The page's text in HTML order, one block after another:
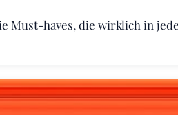
Must-haves, die wirklich in